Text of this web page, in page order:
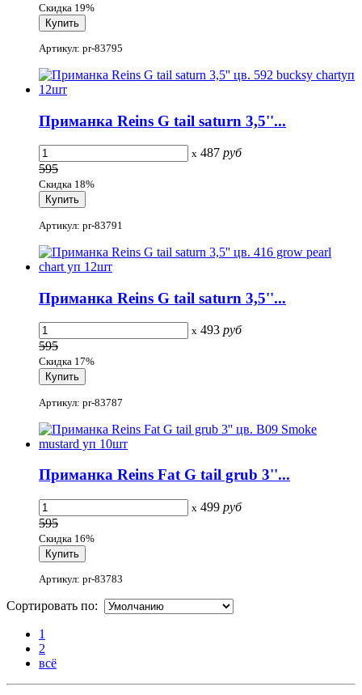
Скидка 19%
Артикул: pr-83795
Приманка Reins G tail saturn 3,5''...
x 487 руб
595
Скидка 18%
Артикул: pr-83791
Приманка Reins G tail saturn 3,5''...
x 493 руб
595
Скидка 17%
Артикул: pr-83787
Приманка Reins Fat G tail grub 3''...
x 499 руб
595
Скидка 16%
Артикул: pr-83783
Сортировать по:
1
2
всё